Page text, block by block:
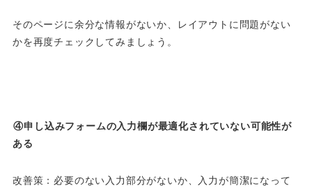
そのページに余分な情報がないか、レイアウトに問題がない
かを再度チェックしてみましょう。
④申し込みフォームの入力欄が最適化されていない可能性が
ある
改善策：必要のない入力部分がないか、入力が簡潔になって